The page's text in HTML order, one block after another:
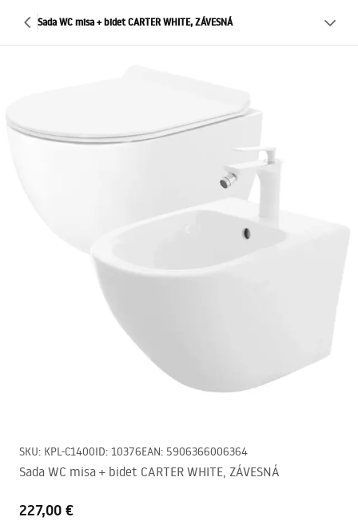
Sada WC misa + bidet CARTER WHITE, ZÁVESNÁ
SKU: KPL-C1400ID: 10376EAN: 5906366006364
Sada WC misa + bidet CARTER WHITE, ZÁVESNÁ
227,00 €